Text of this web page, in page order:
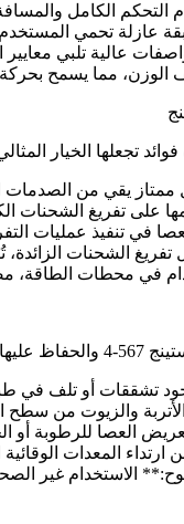
تحمي المستخدم
عالية تلبي معايير
مما يسمح بحركة
يقي من الصدمات
على تفريغ الشحنات
في تنفيذ عمليات
الشحنات
محطات الطاقة، مصانع
التالية: